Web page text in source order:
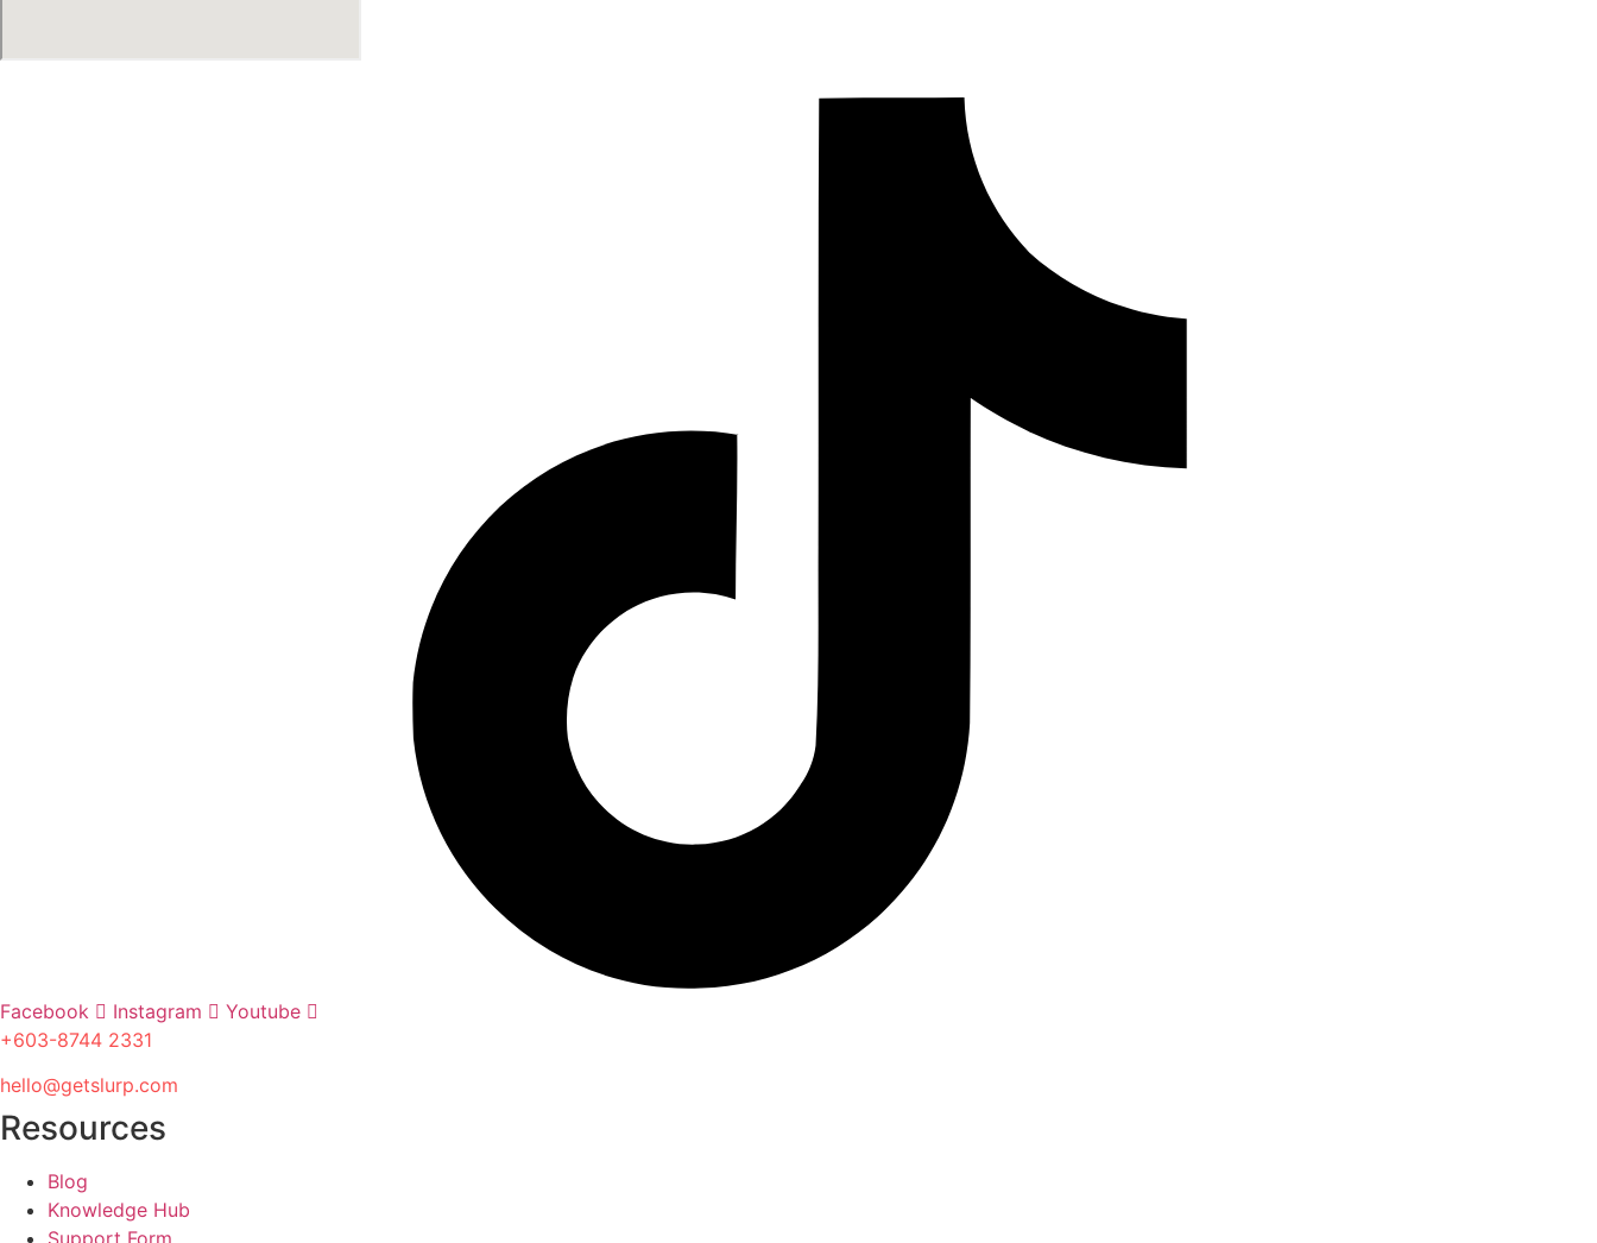
Facebook Instagram
Youtube
+603-8744 2331
hello@getslurp.com
Resources
Blog
Knowledge Hub